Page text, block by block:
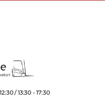
/ 13:30 - 17:30